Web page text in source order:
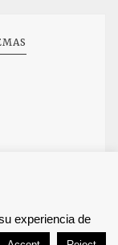
experiencia de